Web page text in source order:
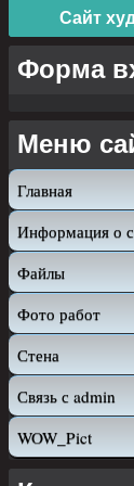
Сайт
Форма
Меню
Главная
Информация о
Файлы
Фото работ
Стена
Связь с admin
WOW_Pict